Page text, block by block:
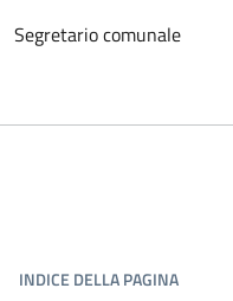
Segretario comunale
INDICE DELLA PAGINA